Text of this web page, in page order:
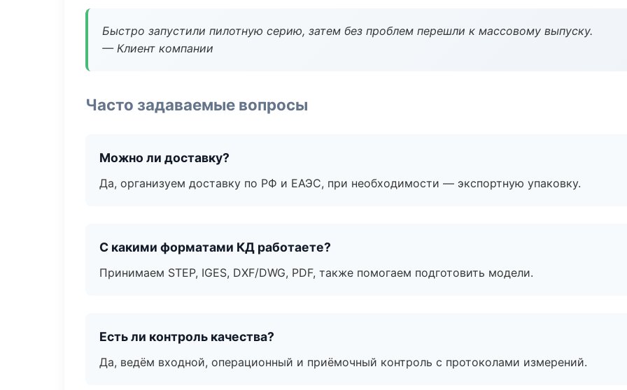
Быстро запустили пилотную серию, затем без проблем перешли к массовому выпуску.
— Клиент компании
Часто задаваемые вопросы
Можно ли доставку?
Да, организуем доставку по РФ и ЕАЭС, при необходимости — экспортную упаковку.
С какими форматами КД работаете?
Принимаем STEP, IGES, DXF/DWG, PDF, также помогаем подготовить модели.
Есть ли контроль качества?
Да, ведём входной, операционный и приёмочный контроль с протоколами измерений.